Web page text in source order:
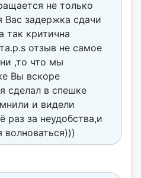
не только
Вас задержка сдачи
так критична
отзыв не самое
,то что мы
Вы вскоре
сделал в спешке
и видели
раз за неудобства,и
волноваться)))